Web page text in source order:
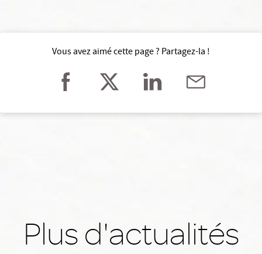
Vous avez aimé cette page ? Partagez-la !
Plus d'actualités